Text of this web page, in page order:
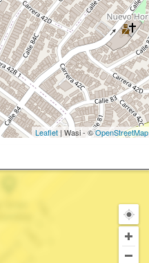
Leaflet | Wasi - ©OpenStreetMap